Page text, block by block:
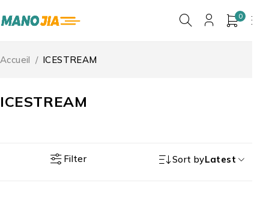
0
ICESTREAM
Accueil / ICESTREAM
Filter Sort byLatest